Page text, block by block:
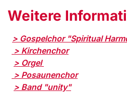
Weitere
> Gospelchor "Spiritual
> Kirchenchor
> Orgel
> Posaunenchor
> Band "unity"